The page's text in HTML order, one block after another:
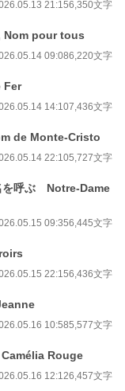
21:156,350文字
Nom pour tous
09:086,220文字
Fer
14:107,436文字
de Monte-Cristo
22:105,727文字
を呼ぶ Notre-Dame
09:356,445文字
22:156,436文字
10:585,577文字
Rouge
12:126,457文字